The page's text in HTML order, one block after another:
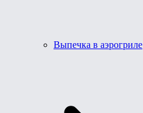
Выпечка в аэрогриле